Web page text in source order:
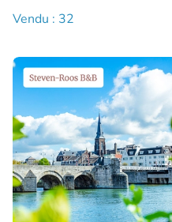
Vendu : 32